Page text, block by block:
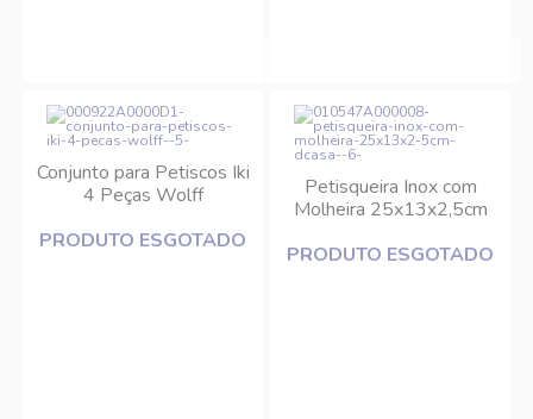
Conjunto para Petiscos Iki
4 Peças Wolff
PRODUTO ESGOTADO
Petisqueira Inox com
Molheira 25x13x2,5cm
PRODUTO ESGOTADO